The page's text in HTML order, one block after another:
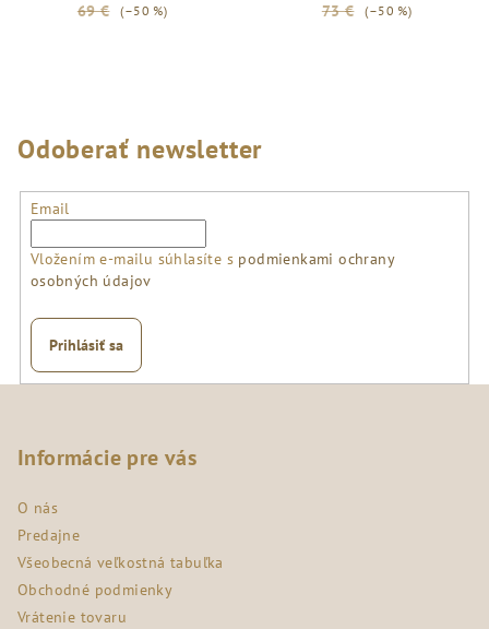
69 €
(–50 %)
73 €
(–50 %)
Odoberať newsletter
Email
Vložením e-mailu súhlasíte s podmienkami ochrany
osobných údajov
Prihlásiť sa
Informácie pre vás
O nás
Predajne
Všeobecná veľkostná tabuľka
Obchodné podmienky
Vrátenie tovaru